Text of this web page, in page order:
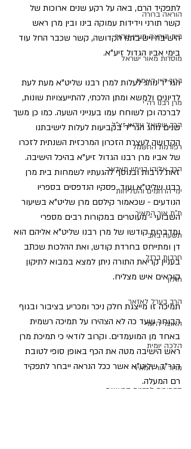
הוראה ברורה
בית הוראה מעיין טהור
מוסדות מאור ישראל
ברוך דיין האמת
מרן רבנו רה"י
הרב שמואל עידאן זצ"ל
רפורמת החשמל
הרב אליהו בנימין מאדאר
ימי הרחמים והסליחות
ת"ת אור המאיר
תשעה באב
חרבות ברזל
חולון
הרב בערל לאזאר
האוצר היומי
הלכה יומית
מדור אור המאיר
הבחירות לרבנות הראשית
לתפקיד הרם, באה על רקע שנים ארוכות של
קשר תורני וידידות עמוקה בינו ובין מרן ראש
הישיבה וישיבתנו הקדושה, קשר שכבר החל עוד
בימי אביו הגדול זיע"א.
הגר"ד נוהג לעלות למרן רבנו שליט"א מעת לעת
לדיונים ולמשא ומתן הלכתי, להתייעצויות שונות,
לברכה וכן לשוחח עמו בענייני השעה. כמו כן משך
שנים נוהג הגר"ד בקביעות לעלות לישיבתנו
הקדושה לעצרת הזכרון המרכזית השנתית לזכרו
של אביו מרן רבנו הגדול זיע"א בהיכל הישיבה.
זאת לרבות ובנוסף להגעתיו לשמחות בית מרן
רבנו שליט"א ועוד. פסקיו הנדפסים בספריו
הנודעים - שכאמור קילסם מרן שליט"א בשיעור
השבועי - מעוטרים במקורות רבים מספרי
ומדברות קודשו של מרן רבנו שליט"א אליהם הוא
דן ומתייחס בחרדת קודש, ואת ההלכות שכתב
בעניין קריאת התורה ניתן למצא במבוא לתיקון
קוראים איש מצליח.
תמיכה זו מייצגת חלק ניכר ומכריע בציבור ובגוף
הבוחר שעד כה לא הצהירו על תמיכה רשמית
באחד מן המועמדים. וקרוב לודאי כי תמיכת מרן
ראש הישיבה מטה את הכף באופן סופי לטובת
הגר"ד שליט"א אשר ככל הנראה ייבחר לתפקיד
רם המעלה.